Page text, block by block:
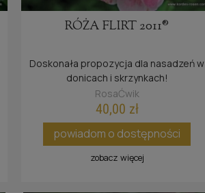
RÓŻA FLIRT 2011®
Doskonała propozycja dla nasadzeń w
donicach i skrzynkach!
RosaĆwik
40,00 zł
powiadom o dostępności
zobacz więcej